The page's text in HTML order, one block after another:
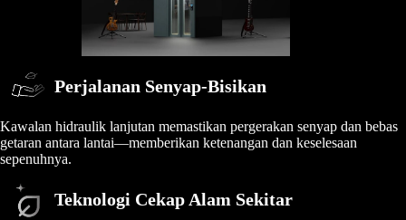
Perjalanan Senyap-Bisikan
Kawalan hidraulik lanjutan memastikan pergerakan senyap dan bebas
getaran antara lantai—memberikan ketenangan dan keselesaan
sepenuhnya.
Teknologi Cekap Alam Sekitar